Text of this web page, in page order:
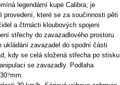
legendární kupé Calibra; je
provedení, které se za součinnosti pěti
a čtrnácti kloubových spojení
střechy do zavazadlového prostoru
zavazadel do spodní části
kdy se celá složená střecha po stisku
se zavazadly. Podlaha
?mm.